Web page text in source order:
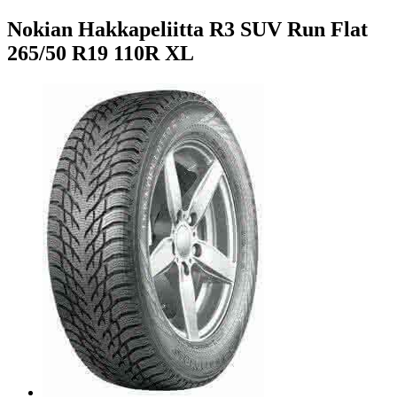
Nokian Hakkapeliitta R3 SUV Run Flat
265/50 R19 110R XL